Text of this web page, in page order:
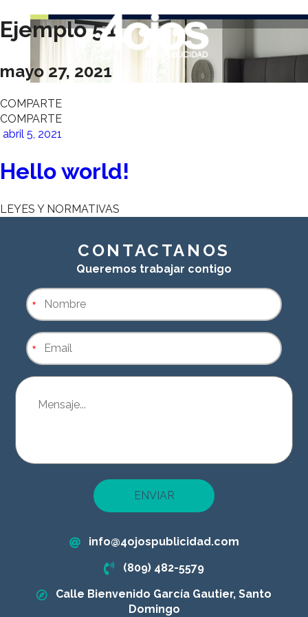
Ejemplo 54
mayo 27, 2021
COMPARTE
COMPARTE
abril 5, 2021
Hello world!
LEYES Y NORMATIVAS
CONTACTANOS
Queremos trabajar contigo
*
*
ENVIAR
info@4ojospublicidad.com
(809) 482-5579
Calle Bienvenido García Gautier, Santo
Domingo